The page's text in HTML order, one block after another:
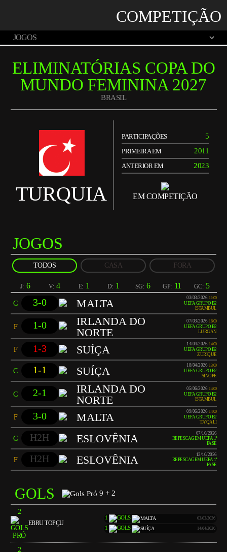
COMPETIÇÃO
ELIMINATÓRIAS COPA DO
MUNDO FEMININA 2027
BRASIL
TURQUIA
PARTICIPAÇÕES 5
PRIMEIRA EM 2011
ANTERIOR EM 2023
EM COMPETIÇÃO
JOGOS
TODOS CASA FORA
J: 6 V:4 E: 1 D: 1 SG: 6 GP: 11 GC: 5
C 3-0 MALTA 03/03/2026 11:00
UEFA GRUPO B2
ISTAMBUL
F 1-0
IRLANDA DO
NORTE
07/03/2026 16:00
UEFA GRUPO B2
LURGAN
F 1-3 SUÍÇA 14/04/2026 14:00
UEFA GRUPO B2
ZURIQUE
C 1-1 SUÍÇA 18/04/2026 13:00
UEFA GRUPO B2
SINOPE
C 2-1
IRLANDA DO
NORTE
05/06/2026 14:00
UEFA GRUPO B2
ISTAMBUL
F 3-0 MALTA 09/06/2026 14:00
UEFA GRUPO B2
TA'QALI
C H2H ESLOVÊNIA
07/10/2026
REPESCAGEM UEFA 1ª
FASE
F H2H ESLOVÊNIA
13/10/2026
REPESCAGEM UEFA 1ª
FASE
GOLS 9 + 2
2
EBRU TOPÇU
1 MALTA 03/03/2026
1 SUÍÇA 14/04/2026
2